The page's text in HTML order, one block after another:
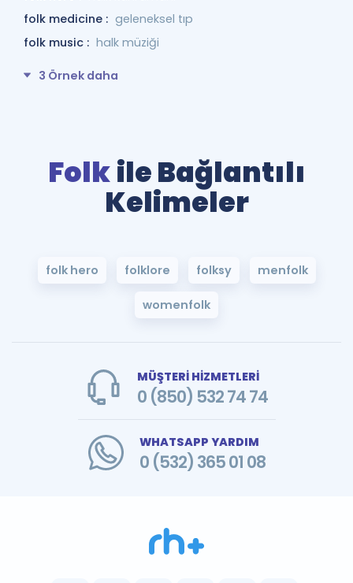
folk medicine : geleneksel tıp
folk music : halk müziği
3 Örnek daha
Folkile Bağlantılı
Kelimeler
folk hero folklore folksy menfolk
womenfolk
MÜŞTERİ HİZMETLERİ
0 (850) 532 74 74
WHATSAPP YARDIM
0 (532) 365 01 08